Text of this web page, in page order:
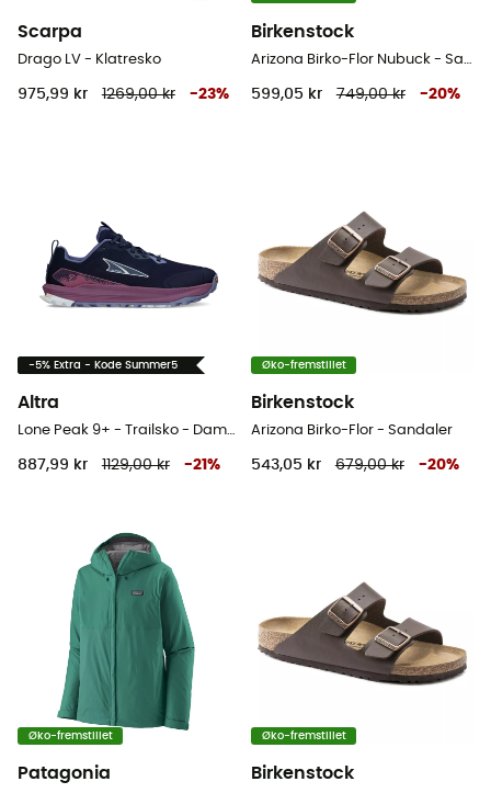
Scarpa
Drago LV - Klatresko
975,99 kr 1269,00 kr -23%
Birkenstock
Arizona Birko-Flor Nubuck - Sandaler
599,05 kr 749,00 kr -20%
-5% Extra - Kode Summer5
Altra
Lone Peak 9+ - Trailsko - Damer
887,99 kr 1129,00 kr -21 %
Øko-fremstillet
Birkenstock
Arizona Birko-Flor - Sandaler
543,05 kr 679,00 kr -20%
Øko-fremstillet
Patagonia
Øko-fremstillet
Birkenstock